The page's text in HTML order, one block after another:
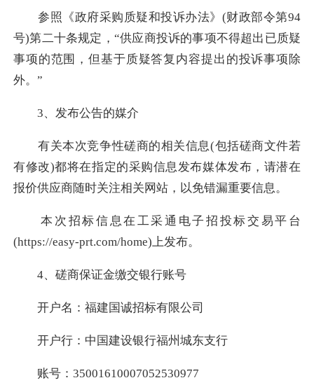
参照《政府采购质疑和投诉办法》(财政部令第94
号)第二十条规定，“供应商投诉的事项不得超出已质疑
事项的范围，但基于质疑答复内容提出的投诉事项除
外。”
3、发布公告的媒介
有关本次竞争性磋商的相关信息(包括磋商文件若
有修改)都将在指定的采购信息发布媒体发布，请潜在
报价供应商随时关注相关网站，以免错漏重要信息。
本次招标信息在工采通电子招投标交易平台
(https://easy-prt.com/home)上发布。
4、磋商保证金缴交银行账号
开户名：福建国诚招标有限公司
开户行：中国建设银行福州城东支行
账号：35001610007052530977